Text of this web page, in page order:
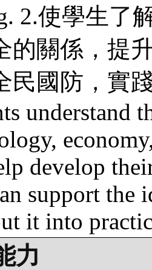
2.使學生了
的關係，提
民國防，實
understand
develop
support the
it into
力